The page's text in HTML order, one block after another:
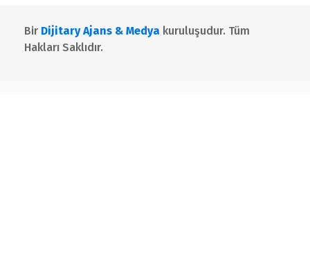
Bir Dijitary Ajans & Medya kuruluşudur. Tüm
Hakları Saklıdır.